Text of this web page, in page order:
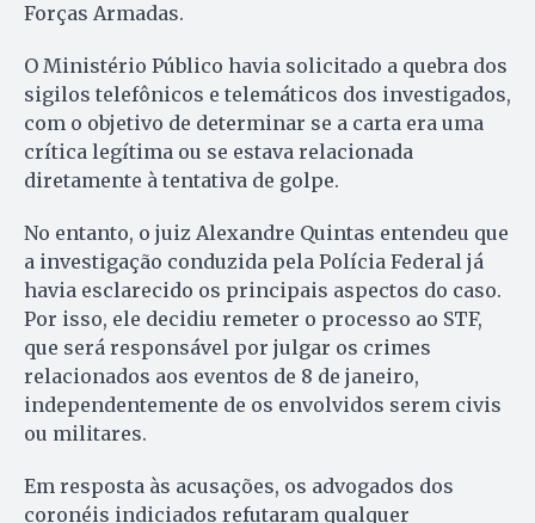
Forças Armadas.
O Ministério Público havia solicitado a quebra dos
sigilos telefônicos e telemáticos dos investigados,
com o objetivo de determinar se a carta era uma
crítica legítima ou se estava relacionada
diretamente à tentativa de golpe.
No entanto, o juiz Alexandre Quintas entendeu que
a investigação conduzida pela Polícia Federal já
havia esclarecido os principais aspectos do caso.
Por isso, ele decidiu remeter o processo ao STF,
que será responsável por julgar os crimes
relacionados aos eventos de 8 de janeiro,
independentemente de os envolvidos serem civis
ou militares.
Em resposta às acusações, os advogados dos
coronéis indiciados refutaram qualquer